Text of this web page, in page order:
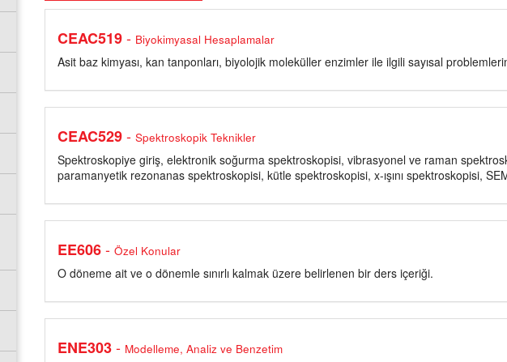
CEAC519- Biyokimyasal Hesaplamalar
Asit baz kimyası, kan tanponları, biyolojik moleküller enzimler ile ilgili sayısal
CEAC529- Spektroskopik Teknikler
Spektroskopiye giriş, elektronik soğurma spektroskopisi, vibrasyonel ve raman
paramanyetik rezonanas spektroskopisi, kütle spektroskopisi, x-ışını spektroskopisi,
EE606- Özel Konular
O döneme ait ve o dönemle sınırlı kalmak üzere belirlenen bir ders içeriği.
ENE303- Modelleme, Analiz ve Benzetim